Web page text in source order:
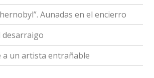
Aunadas en el encierro
desarraigo
a un artista entrañable